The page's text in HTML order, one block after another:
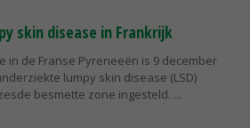
skin disease in Frankrijk
in de Franse Pyreneeën is 9 december
lumpy skin disease (LSD)
besmette zone ingesteld.